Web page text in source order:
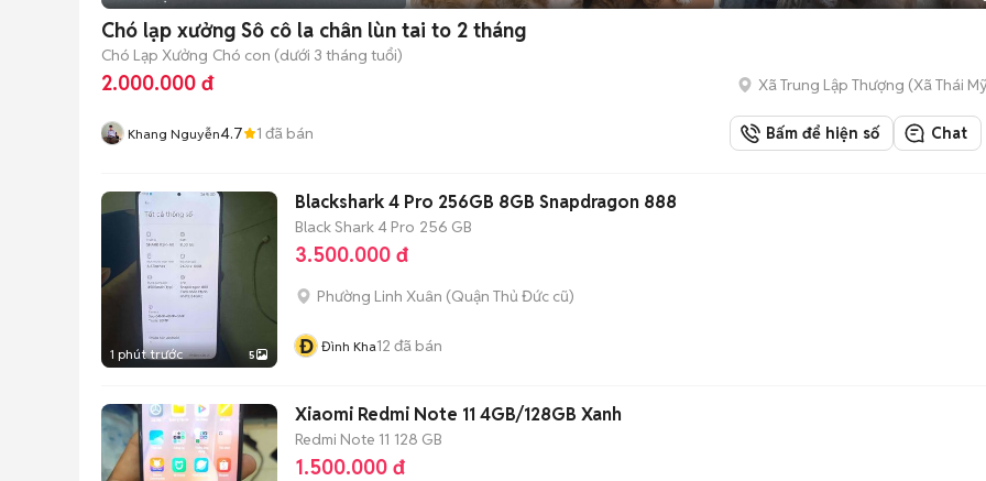
Chó lạp xưởng Sô cô la chân lùn tai to 2 tháng
Chó Lạp Xưởng Chó con (dưới 3 tháng tuổi)
2.000.000 đ Xã Trung Lập Thượng (Xã Thái Mỹ
Khang Nguyễn4.7 1 đã bán Bấm để hiện số Chat
1 phút trước 5
Blackshark 4 Pro 256GB 8GB Snapdragon 888
Black Shark 4 Pro 256 GB
3.500.000 đ
Phường Linh Xuân (Quận Thủ Đức cũ)
Đ Đình Kha12 đã bán
Xiaomi Redmi Note 11 4GB/128GB Xanh
Redmi Note 11 128 GB
1.500.000 đ